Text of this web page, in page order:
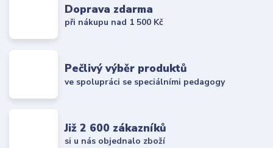
Doprava zdarma
při nákupu nad 1 500 Kč
Pečlivý výběr produktů
ve spolupráci se speciálními pedagogy
Již 2 600 zákazníků
si u nás objednalo zboží